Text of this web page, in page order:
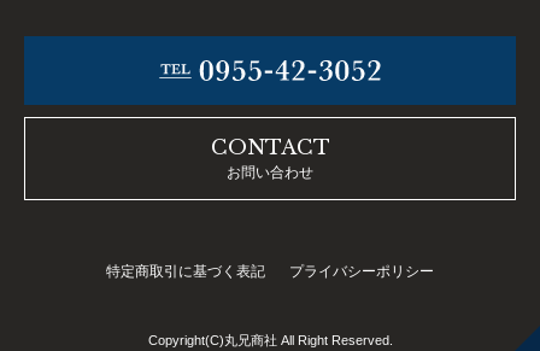
CONTACT
お問い合わせ
特定商取引に基づく表記 プライバシーポリシー
Copyright(C)丸兄商社 All Right Reserved.